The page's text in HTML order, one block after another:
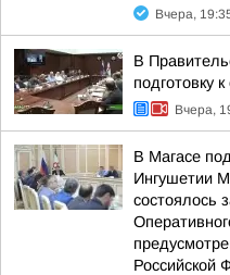
Вчера,
В
подготовку
Вчера,
В Магасе
Ингушетии
состоялось
Российской